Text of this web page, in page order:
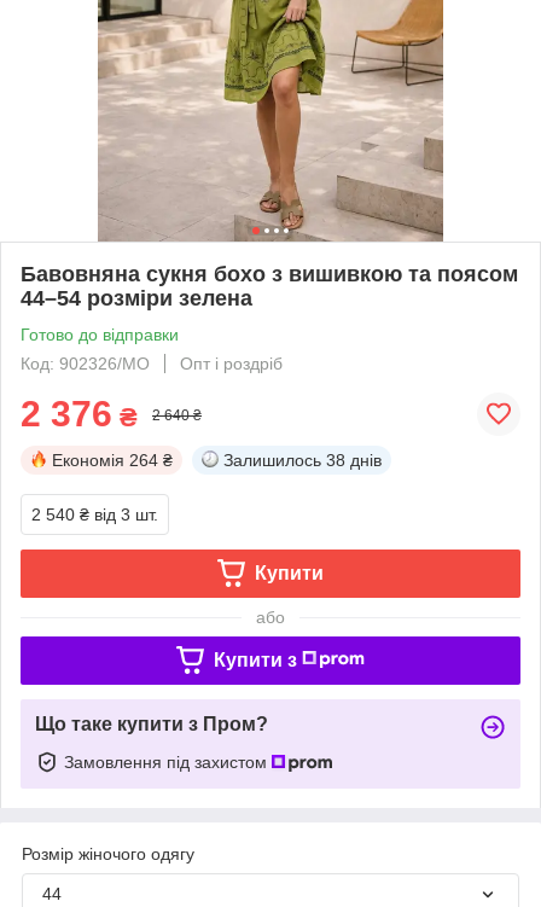
Бавовняна сукня бохо з вишивкою та поясом
44–54 розміри зелена
Готово до відправки
Код: 902326/МО
Опт і роздріб
2 376 ₴ 2 640 ₴
Економія 264 ₴ Залишилось 38 днів
2 540 ₴ від 3 шт.
Купити
або
Купити з
Що таке купити з Пром?
Замовлення під захистом
Розмір жіночого одягу
44